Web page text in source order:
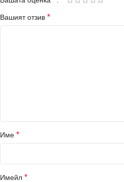
Вашият отзив *
Име *
Имейл *